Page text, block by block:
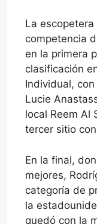
La
competencia
en la primera
clasificación
Individual,
Lucie
local Reem Al
tercer sitio con
En la final,
mejores,
categoría de
la
quedó con la